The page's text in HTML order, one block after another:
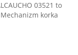
03521 to
korka